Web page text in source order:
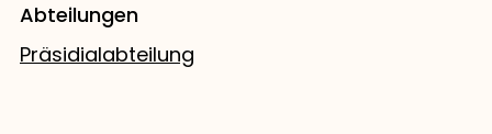
Abteilungen
Präsidialabteilung